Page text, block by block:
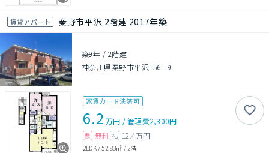
賃貸アパート 秦野市平沢 2階建 2017年築
築9年 / 2階建
神奈川県秦野市平沢1561-9
家賃カード決済可
6.2 万円 /管理費2,300円
敷 無料 礼 12.4万円
2LDK/52.83㎡ /2階